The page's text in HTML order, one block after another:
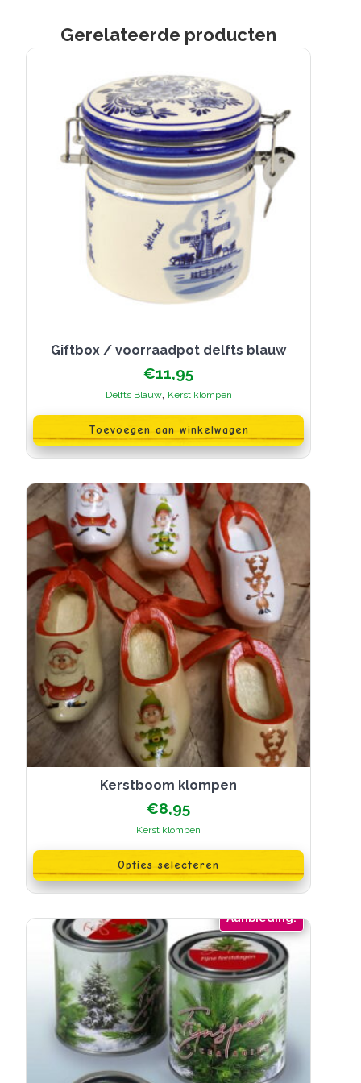
Gerelateerde producten
Giftbox / voorraadpot delfts blauw
€11,95
Delfts Blauw, Kerst klompen
Toevoegen aan winkelwagen
Kerstboom klompen
€8,95
Kerst klompen
Opties selecteren
product
heeft
meerdere
variaties.
optie
kan
gekozen
worden
productpagina
Aanbieding!